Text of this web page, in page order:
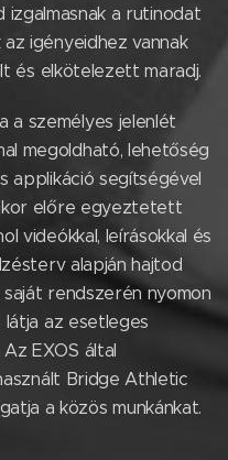
izgalmasnak a rutinodat
igényeidhez vannak
és elkötelezett maradj.
a személyes jelenlét
megoldható, lehetőség
applikáció segítségével
előre egyeztetett
videókkal, leírásokkal és
alapján hajtod
rendszerén nyomon
az esetleges
EXOS által
Bridge Athletic
a közös munkánkat.